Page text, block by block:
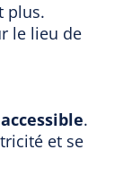
plus.
le lieu de
.
et se